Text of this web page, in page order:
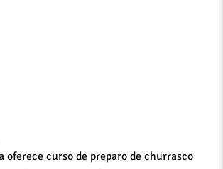
oferece curso de preparo de churrasco